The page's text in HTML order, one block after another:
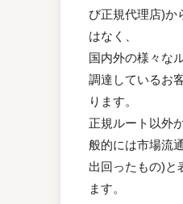
び正規代理店)か
はなく、
国内外の様々な
調達しているお
ります。
正規ルート以外
般的には市場流
出回ったもの)と
ます。